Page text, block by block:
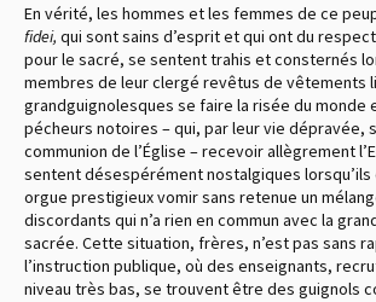
En vérité, les hommes et les femmes de ce
fidei, qui sont sains d’esprit et qui ont du
pour le sacré, se sentent trahis et consternés
membres de leur clergé revêtus de vêtements
grandguignolesques se faire la risée du monde
pécheurs notoires – qui, par leur vie dépravée,
communion de l’Église – recevoir allègrement
sentent désespérément nostalgiques lorsqu’ils
orgue prestigieux vomir sans retenue un
discordants qui n’a rien en commun avec la
sacrée. Cette situation, frères, n’est pas sans
l’instruction publique, où des enseignants,
niveau très bas, se trouvent être des guignols